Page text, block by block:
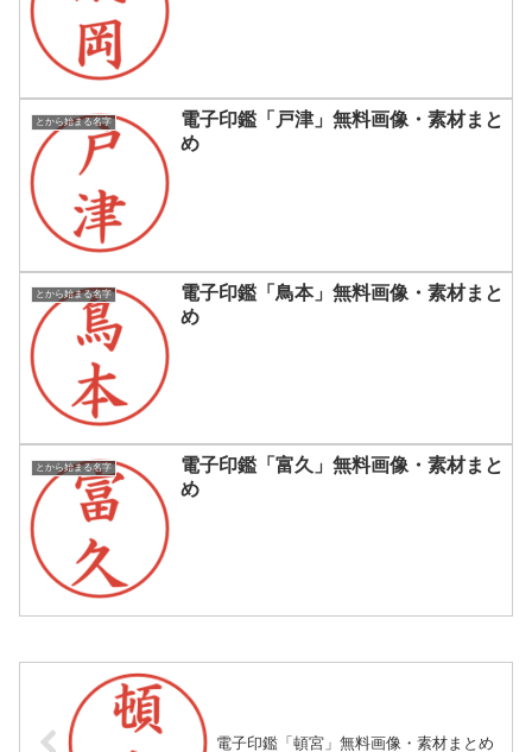
とから始まる名字
電子印鑑「戸津」無料画像・素材まと
め
とから始まる名字
電子印鑑「鳥本」無料画像・素材まと
め
とから始まる名字
電子印鑑「富久」無料画像・素材まと
め
電子印鑑「頓宮」無料画像・素材まとめ